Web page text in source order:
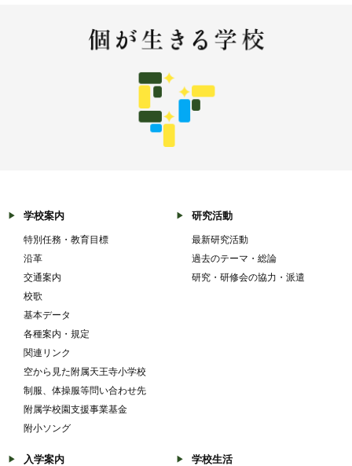
学校案内
特別任務・教育目標
沿革
交通案内
校歌
基本データ
各種案内・規定
関連リンク
空から見た附属天王寺小学校
制服、体操服等問い合わせ先
附属学校園支援事業基金
附小ソング
研究活動
最新研究活動
過去のテーマ・総論
研究・研修会の協力・派遣
入学案内 学校生活